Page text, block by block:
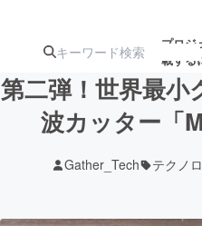
プロジ
載する
ターン
ジェクト
第二弾！世界最小
波カッター「
Gather_Tech テクノ